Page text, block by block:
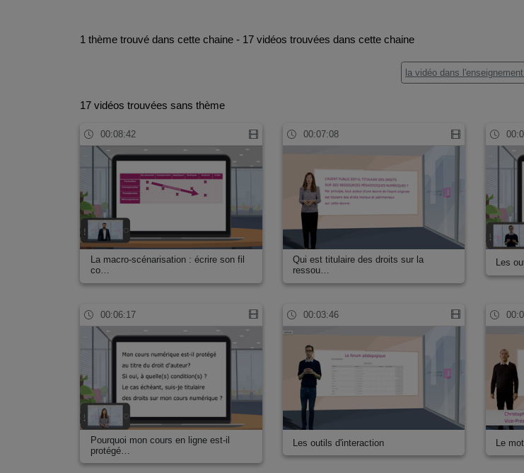
1 thème trouvé dans cette chaine - 17 vidéos trouvées dans cette chaine
17 vidéos trouvées sans thème
00:08:42
La macro-scénarisation : écrire son fil
co…
00:07:08
Qui est titulaire des droits sur la
ressou…
Les
00:06:17
Pourquoi mon cours en ligne est-il
protégé…
00:03:46
Les outils d'interaction Le